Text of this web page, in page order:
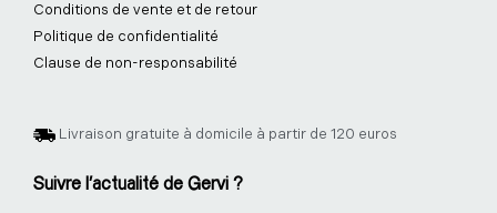
Conditions de vente et de retour
Politique de confidentialité
Clause de non-responsabilité
Livraison gratuite à domicile à partir de 120 euros
Suivre l'actualité de Gervi ?